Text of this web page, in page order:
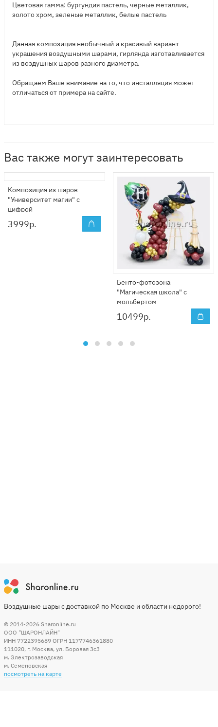
Цветовая гамма: бургундия пастель, черные металлик,
золото хром, зеленые металлик, белые пастель
Данная композиция необычный и красивый вариант
украшения воздушными шарами, гирлянда изготавливается
из воздушных шаров разного диаметра.
Обращаем Ваше внимание на то, что инсталляция может
отличаться от примера на сайте.
Вас также могут заинтересовать
Композиция из шаров
"Университет магии" с
цифрой
3999р.
Бенто-фотозона
"Магическая школа" с
мольбертом
10499р.
Воздушные шары с доставкой по Москве и области недорого!
© 2014-2026 Sharonline.ru
ООО "ШАРОНЛАЙН"
ИНН 7722395689 ОГРН 1177746361880
111020, г. Москва, ул. Боровая 3c3
м. Электрозаводская
м. Семеновская
посмотреть на карте